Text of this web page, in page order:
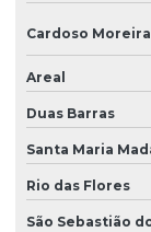
Cardoso Moreira
Areal
Duas Barras
Santa Maria
Rio das Flores
São Sebastião